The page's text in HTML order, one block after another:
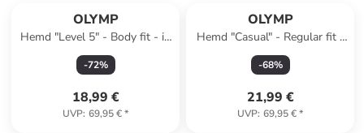
OLYMP
Hemd "Level 5" - Body fit - in
Schwarz/ Weiß
-72%
18,99 €
UVP: 69,95 €*
OLYMP
Hemd "Casual" - Regular fit -
in Blau
-68%
21,99 €
UVP: 69,95 €*